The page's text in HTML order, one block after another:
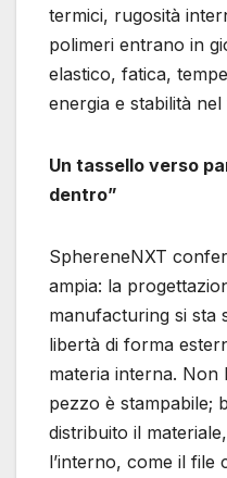
termici, rugosità
polimeri entrano in
elastico, fatica,
energia e stabilità nel
Un tassello verso
dentro”
SphereneNXT
ampia: la
manufacturing si sta
libertà di forma
materia interna. Non
pezzo è stampabile;
distribuito il
l’interno, come il file